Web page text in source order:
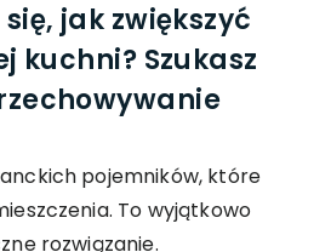
jak zwiększyć
kuchni? Szukasz
pojemników, które
To wyjątkowo
rozwiązanie.